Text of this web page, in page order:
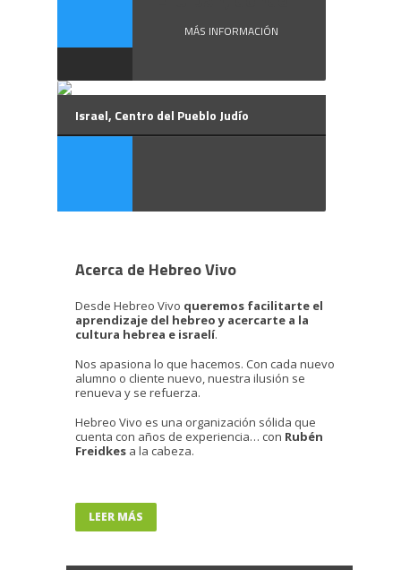
MÁS INFORMACIÓN
Israel, Centro del Pueblo Judío
Acerca de Hebreo Vivo
Desde Hebreo Vivo queremos facilitarte el
aprendizaje del hebreo y acercarte a la
cultura hebrea e israelí.
Nos apasiona lo que hacemos. Con cada nuevo
alumno o cliente nuevo, nuestra ilusión se
renueva y se refuerza.
Hebreo Vivo es una organización sólida que
cuenta con años de experiencia… con Rubén
Freidkes a la cabeza.
LEER MÁS